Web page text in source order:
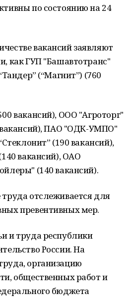
по состоянию на 24
вакансий заявляют
как ГУП "Башавтотранс"
(“Магнит”) (760
вакансий), ООО "Агроторг"
вакансий), ​ПАО "ОДК-УМПО"
(190 вакансий),
вакансий), ОАО
(140 вакансий).
отслеживается для
превентивных мер.
и труда республики
России. На
организацию
общественных работ и
бюджета